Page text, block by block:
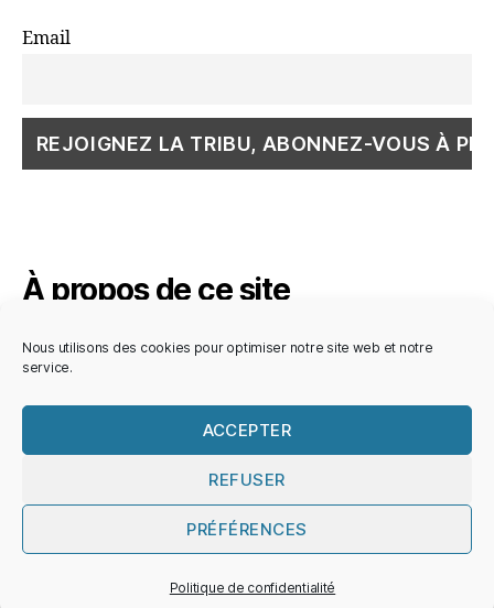
Nous utilisons des cookies pour optimiser notre site web et notre
service.
ACCEPTER
REFUSER
PRÉFÉRENCES
Politique de confidentialité
Email
À propos de ce site
PLONGEE.PRO, le site d’information, de conseil
et d’expertise pour les plongeurs
professionnels, entreprises et organismes
PLONGEE.PRO